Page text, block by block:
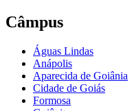
Câmpus
Águas Lindas
Anápolis
Aparecida de Goiânia
Cidade de Goiás
Formosa